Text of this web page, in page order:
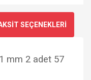
SEÇENEKLERİ
mm 2 adet 57